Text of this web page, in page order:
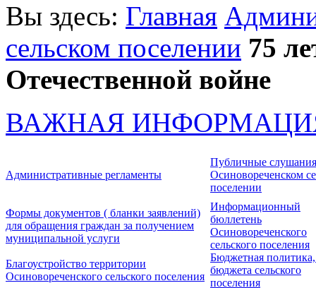
Вы здесь: Главная
сельском поселении 75
Отечественной войне
ВАЖНАЯ
Административные регламенты
Публичные
Осиновореченском
поселении
Формы документов ( бланки заявлений)
для обращения граждан за получением
муниципальной услуги
Информационный
бюллетень
Осиновореченского
сельского поселения
Благоустройство территории
Осиновореченского сельского поселения
Бюджетная
бюджета сельского
поселения